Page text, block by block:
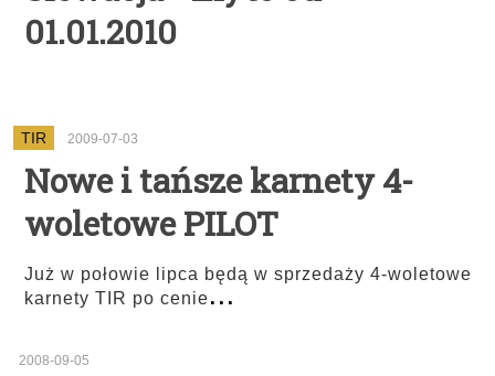
01.01.2010
TIR 2009-07-03
Nowe i tańsze karnety 4-
woletowe PILOT
Już w połowie lipca będą w sprzedaży 4-woletowe
karnety TIR po cenie...
2008-09-05